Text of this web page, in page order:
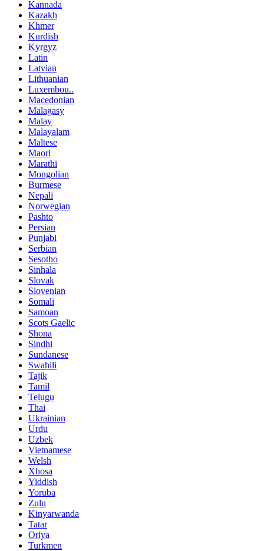
Kannada
Kazakh
Khmer
Kurdish
Kyrgyz
Latin
Latvian
Lithuanian
Luxembou..
Macedonian
Malagasy
Malay
Malayalam
Maltese
Maori
Marathi
Mongolian
Burmese
Nepali
Norwegian
Pashto
Persian
Punjabi
Serbian
Sesotho
Sinhala
Slovak
Slovenian
Somali
Samoan
Scots Gaelic
Shona
Sindhi
Sundanese
Swahili
Tajik
Tamil
Telugu
Thai
Ukrainian
Urdu
Uzbek
Vietnamese
Welsh
Xhosa
Yiddish
Yoruba
Zulu
Kinyarwanda
Tatar
Oriya
Turkmen